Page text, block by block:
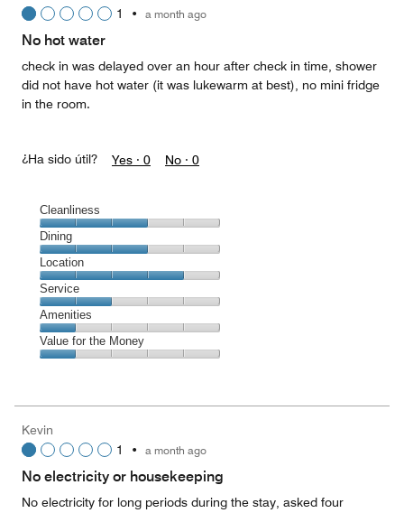
out
of
1
• a month ago
No hot water
check in was delayed over an hour after check in time, shower
did not have hot water (it was lukewarm at best), no mini fridge
in the room.
¿Ha sido útil? Yes · 0 No · 0
Cleanliness
Cleanliness,
3
out
of
5
Dining
Dining,
3
out
of
5
Location
Location,
4
out
of
5
Service
Service,
2
out
Amenities
Amenities,
1
5
Value for the Money
1
out
Kevin
1
• a month ago
No electricity or housekeeping
No electricity for long periods during the stay, asked four